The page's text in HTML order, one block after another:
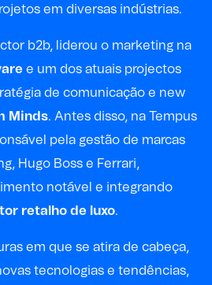
em diversas indústrias.
b2b, liderou o marketing na
e um dos atuais projectos
de comunicação e new
Minds. Antes disso, na Tempus
pela gestão de marcas
Hugo Boss e Ferrari,
notável e integrando
retalho de luxo.
em que se atira de cabeça,
tecnologias e tendências,